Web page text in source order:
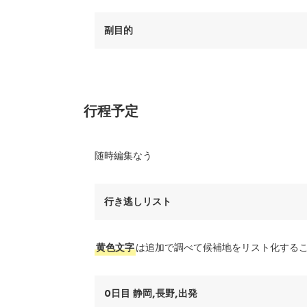
副目的
行程予定
随時編集なう
行き逃しリスト
黄色文字は追加で調べて候補地をリスト化する
0日目 静岡,長野,出発